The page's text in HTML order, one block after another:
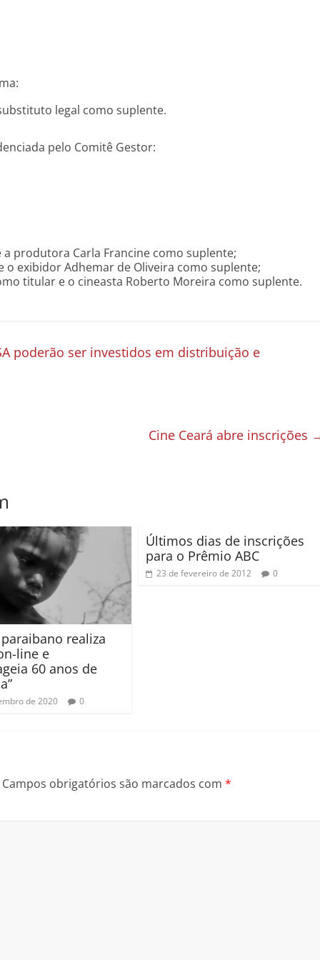
legal como suplente.
pelo Comitê Gestor:
produtora Carla Francine como suplente;
exibidor Adhemar de Oliveira como suplente;
titular e o cineasta Roberto Moreira como suplente.
poderão ser investidos em distribuição e
Cine Ceará abre inscrições
realiza
line e
60 anos de
de 2020 0
Últimos dias de inscrições
para o Prêmio ABC
23 de fevereiro de 2012 0
Campos obrigatórios são marcados com *